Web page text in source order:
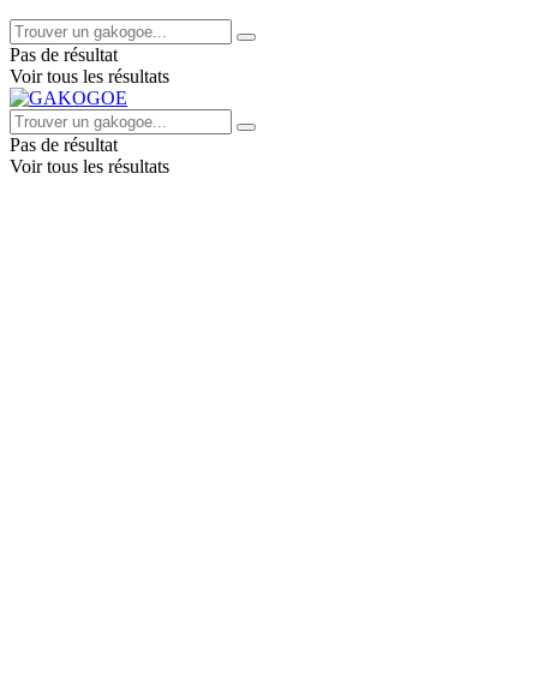
Pas de résultat
Voir tous les résultats
Pas de résultat
Voir tous les résultats